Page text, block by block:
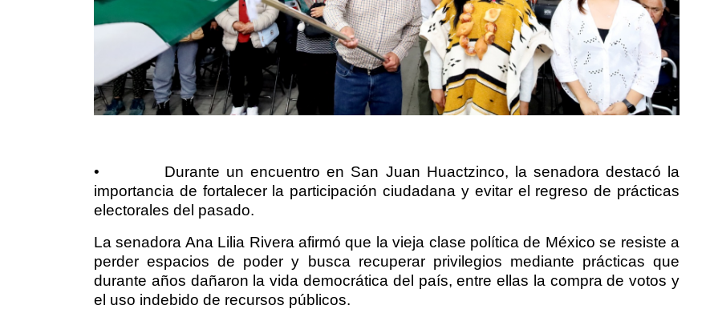
•
Durante un encuentro en San Juan Huactzinco, la senadora destacó la
importancia de fortalecer la participación ciudadana y evitar el regreso de prácticas
electorales del pasado.
La senadora Ana Lilia Rivera afirmó que la vieja clase política de México se resiste a
perder espacios de poder y busca recuperar privilegios mediante prácticas que
durante años dañaron la vida democrática del país, entre ellas la compra de votos y
el uso indebido de recursos públicos.